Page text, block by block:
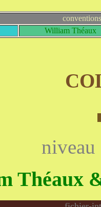
conventions
William Théaux
Théaux